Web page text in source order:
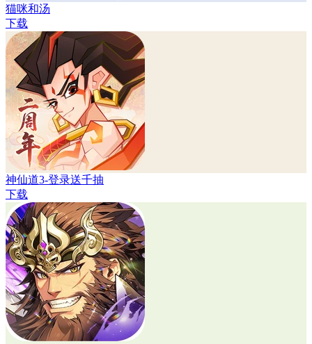
猫咪和汤
下载
神仙道3-登录送千抽
下载